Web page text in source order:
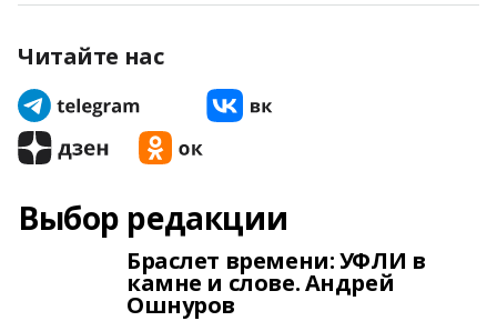
Читайте нас
Выбор редакции
Браслет времени: УФЛИ в
камне и слове. Андрей
Ошнуров